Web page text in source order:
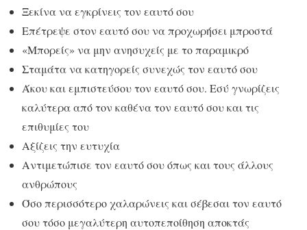
Ξεκίνα να εγκρίνεις τον εαυτό σου
Επέτρεψε στον εαυτό σου να προχωρήσει μπροστά
«Μπορείς» να μην ανησυχείς με το παραμικρό
Σταμάτα να κατηγορείς συνεχώς τον εαυτό σου
Άκου και εμπιστεύσου τον εαυτό σου. Εσύ γνωρίζεις
καλύτερα από τον καθένα τον εαυτό σου και τις
επιθυμίες του
Αξίζεις την ευτυχία
Αντιμετώπισε τον εαυτό σου όπως και τους άλλους
ανθρώπους
Όσο περισσότερο χαλαρώνεις και σέβεσαι τον εαυτό
σου τόσο μεγαλύτερη αυτοπεποίθηση αποκτάς